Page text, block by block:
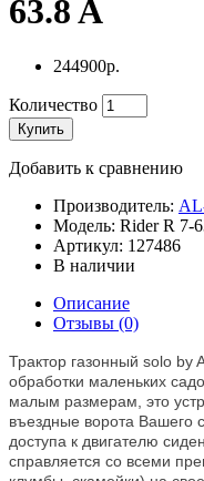
63.8 A
244900р.
Количество
Купить
Добавить к сравнению
Производитель:
Модель: Rider R 7-
Артикул: 127486
В наличии
Описание
Отзывы (0)
Трактор газонный solo by
обработки маленьких
малым размерам, это
въездные ворота Вашего
доступа к двигателю
справляется со всеми